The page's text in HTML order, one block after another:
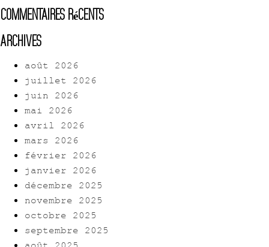
Commentaires récents
Archives
août 2026
juillet 2026
juin 2026
mai 2026
avril 2026
mars 2026
février 2026
janvier 2026
décembre 2025
novembre 2025
octobre 2025
septembre 2025